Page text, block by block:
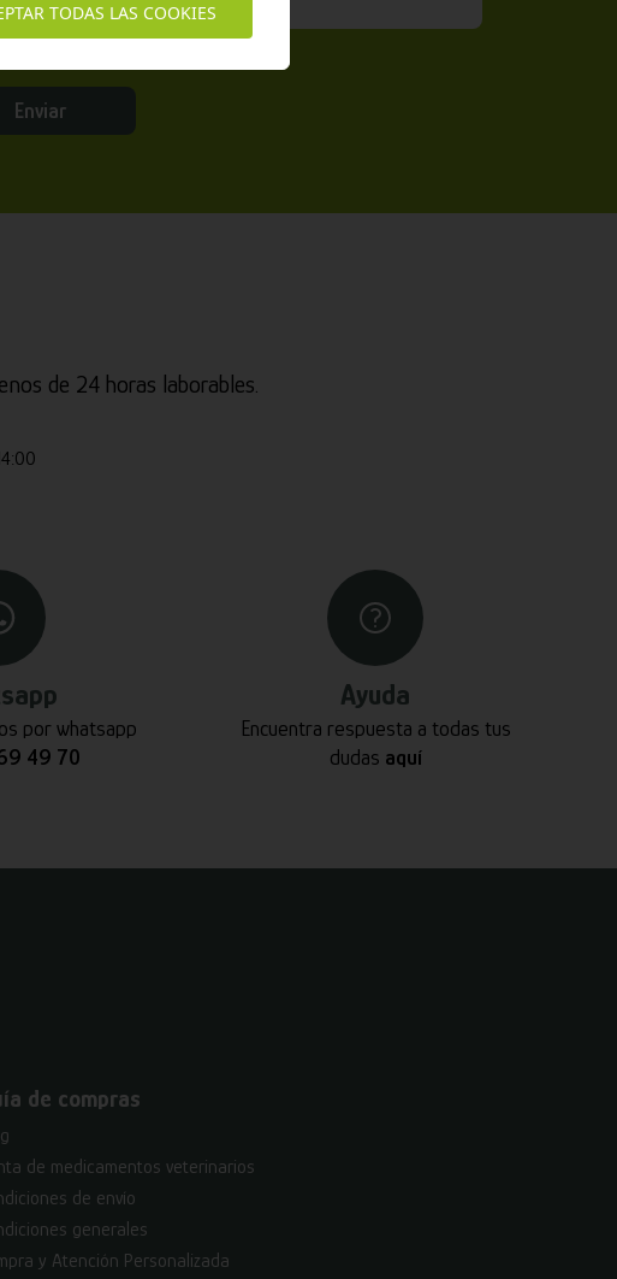
Enviar
de 24 horas laborables.
por whatsapp
49 70
Ayuda
Encuentra respuesta a todas tus
dudas aquí
de compras
de medicamentos veterinarios
de envío
generales
y Atención Personalizada
TODAS LAS COOKIES